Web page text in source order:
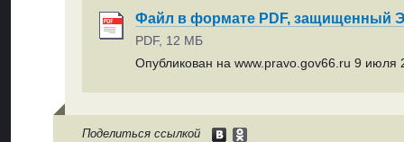
Файл в формате PDF, защищенный
PDF, 12 МБ
Опубликован на www.pravo.gov66.ru 9 июля
Поделиться ссылкой